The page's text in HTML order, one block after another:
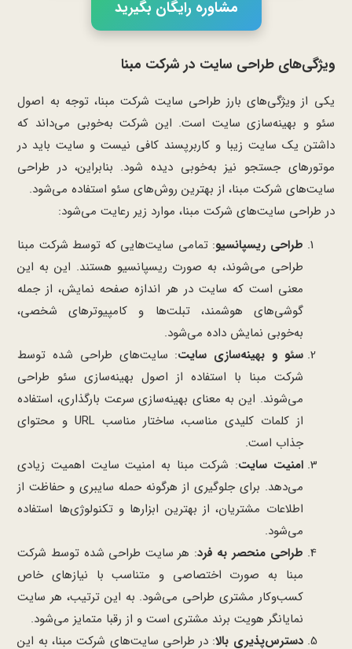
مشاوره رایگان بگیرید
ویژگی‌های طراحی سایت در شرکت مبنا
یکی از ویژگی‌های بارز طراحی سایت شرکت مبنا، توجه به اصول
سئو و بهینه‌سازی سایت است. این شرکت به‌خوبی می‌داند که
داشتن یک سایت زیبا و کاربرپسند کافی نیست و سایت باید در
موتورهای جستجو نیز به‌خوبی دیده شود. بنابراین، در طراحی
سایت‌های شرکت مبنا، از بهترین روش‌های سئو استفاده می‌شود.
در طراحی سایت‌های شرکت مبنا، موارد زیر رعایت می‌شود:
طراحی ریسپانسیو: تمامی سایت‌هایی که توسط شرکت مبنا
طراحی می‌شوند، به صورت ریسپانسیو هستند. این به این
معنی است که سایت در هر اندازه صفحه نمایش، از جمله
گوشی‌های هوشمند، تبلت‌ها و کامپیوترهای شخصی،
به‌خوبی نمایش داده می‌شود.
سئو و بهینه‌سازی سایت: سایت‌های طراحی شده توسط
شرکت مبنا با استفاده از اصول بهینه‌سازی سئو طراحی
می‌شوند. این به معنای بهینه‌سازی سرعت بارگذاری، استفاده
از کلمات کلیدی مناسب، ساختار مناسب URL و محتوای
جذاب است.
امنیت سایت: شرکت مبنا به امنیت سایت اهمیت زیادی
می‌دهد. برای جلوگیری از هرگونه حمله سایبری و حفاظت از
اطلاعات مشتریان، از بهترین ابزارها و تکنولوژی‌ها استفاده
می‌شود.
طراحی منحصر به فرد: هر سایت طراحی شده توسط شرکت
مبنا به صورت اختصاصی و متناسب با نیازهای خاص
کسب‌وکار مشتری طراحی می‌شود. به این ترتیب، هر سایت
نمایانگر هویت برند مشتری است و از رقبا متمایز می‌شود.
دسترس‌پذیری بالا: در طراحی سایت‌های شرکت مبنا، به این